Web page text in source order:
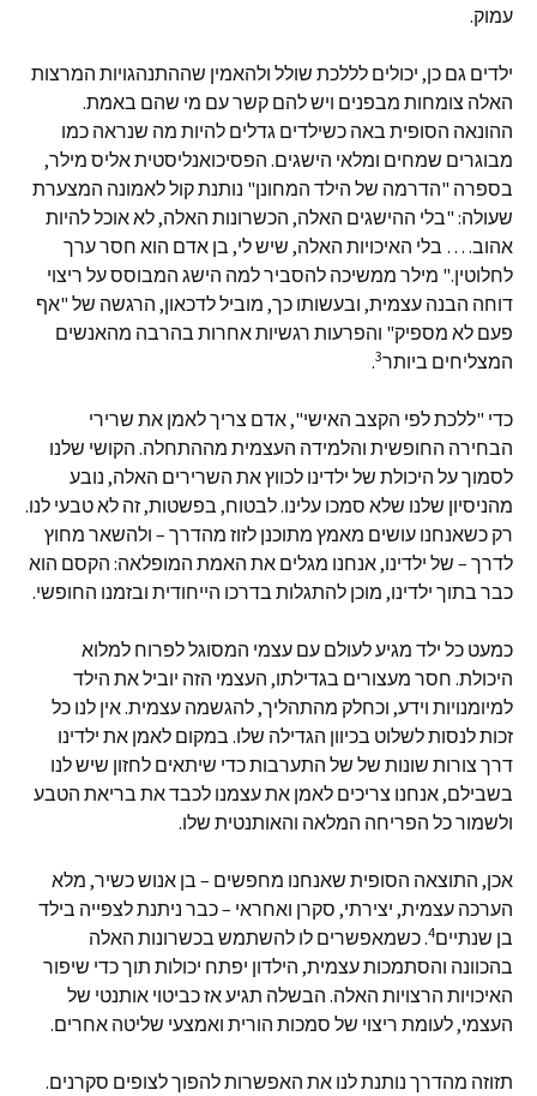
עמוק.
ילדים גם כן, יכולים לללכת שולל ולהאמין שההתנהגויות המרצות
האלה צומחות מבפנים ויש להם קשר עם מי שהם באמת.
ההונאה הסופית באה כשילדים גדלים להיות מה שנראה כמו
מבוגרים שמחים ומלאי הישגים. הפסיכואנליסטית אליס מילר,
בספרה "הדרמה של הילד המחונן" נותנת קול לאמונה המצערת
שעולה: "בלי ההישגים האלה, הכשרונות האלה, לא אוכל להיות
אהוב. … בלי האיכויות האלה, שיש לי, בן אדם הוא חסר ערך
לחלוטין." מילר ממשיכה להסביר למה הישג המבוסס על ריצוי
דוחה הבנה עצמית, ובעשותו כך, מוביל לדכאון, הרגשה של "אף
פעם לא מספיק" והפרעות רגשיות אחרות בהרבה מהאנשים
המצליחים ביותר3
.
כדי "ללכת לפי הקצב האישי", אדם צריך לאמן את שרירי
הבחירה החופשית והלמידה העצמית מההתחלה. הקושי שלנו
לסמוך על היכולת של ילדינו לכווץ את השרירים האלה, נובע
מהניסיון שלנו שלא סמכו עלינו. לבטוח, בפשטות, זה לא טבעי לנו.
רק כשאנחנו עושים מאמץ מתוכנן לזוז מהדרך – ולהשאר מחוץ
לדרך – של ילדינו, אנחנו מגלים את האמת המופלאה: הקסם הוא
כבר בתוך ילדינו, מוכן להתגלות בדרכו הייחודית ובזמנו החופשי.
כמעט כל ילד מגיע לעולם עם עצמי המסוגל לפרוח למלוא
היכולת. חסר מעצורים בגדילתו, העצמי הזה יוביל את הילד
למיומנויות וידע, וכחלק מהתהליך, להגשמה עצמית. אין לנו כל
זכות לנסות לשלוט בכיוון הגדילה שלו. במקום לאמן את ילדינו
דרך צורות שונות של של התערבות כדי שיתאים לחזון שיש לנו
בשבילם, אנחנו צריכים לאמן את עצמנו לכבד את בריאת הטבע
ולשמור כל הפריחה המלאה והאותנטית שלו.
אכן, התוצאה הסופית שאנחנו מחפשים – בן אנוש כשיר, מלא
הערכה עצמית, יצירתי, סקרן ואחראי – כבר ניתנת לצפייה בילד
בן שנתיים4. כשמאפשרים לו להשתמש בכשרונות האלה
בהכוונה והסתמכות עצמית, הילדון יפתח יכולות תוך כדי שיפור
האיכויות הרצויות האלה. הבשלה תגיע אז כביטוי אותנטי של
העצמי, לעומת ריצוי של סמכות הורית ואמצעי שליטה אחרים.
תזוזה מהדרך נותנת לנו את האפשרות להפוך לצופים סקרנים.